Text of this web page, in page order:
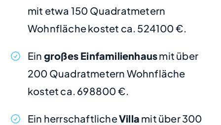
mit etwa 150 Quadratmetern
Wohnfläche kostet ca. 524100 €.
Ein großes Einfamilienhausmit über
200 Quadratmetern Wohnfläche
kostet ca. 698800 €.
Ein herrschaftlicheVilla mit über 300